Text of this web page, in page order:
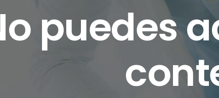
puedes